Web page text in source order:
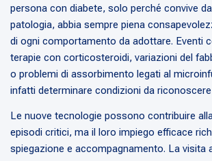
persona con diabete, solo perché convive
patologia, abbia sempre piena
di ogni comportamento da adottare. Eventi
terapie con corticosteroidi, variazioni del
o problemi di assorbimento legati al
infatti determinare condizioni da
Le nuove tecnologie possono contribuire
episodi critici, ma il loro impiego efficace
spiegazione e accompagnamento. La visita